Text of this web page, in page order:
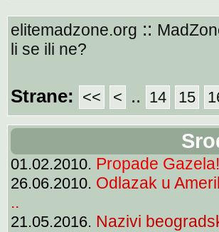
elitemadzone.org ::
li se ili ne?
Strane: << < .. 14 15
01.02.2010. Propade
26.06.2010. Odlazak u
..
21.05.2016. Nazivi